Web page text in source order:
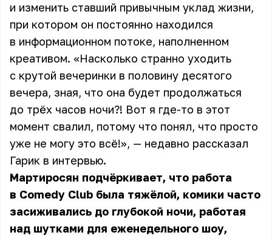
и изменить ставший привычным уклад жизни,
при котором он постоянно находился
в информационном потоке, наполненном
креативом. «Насколько странно уходить
с крутой вечеринки в половину десятого
вечера, зная, что она будет продолжаться
до трёх часов ночи?! Вот я где-то в этот
момент свалил, потому что понял, что просто
уже не могу это всё!», — недавно рассказал
Гарик в интервью.
Мартиросян подчёркивает, что работа
в Comedy Club была тяжёлой, комики часто
засиживались до глубокой ночи, работая
над шутками для еженедельного шоу,